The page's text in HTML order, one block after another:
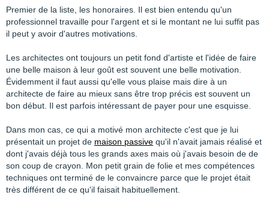
Premier de la liste, les honoraires. Il est bien entendu qu'un
professionnel travaille pour l'argent et si le montant ne lui suffit pas
il peut y avoir d'autres motivations.
Les architectes ont toujours un petit fond d'artiste et l'idée de faire
une belle maison à leur goût est souvent une belle motivation.
Évidemment il faut aussi qu'elle vous plaise mais dire à un
architecte de faire au mieux sans être trop précis est souvent un
bon début. Il est parfois intéressant de payer pour une esquisse.
Dans mon cas, ce qui a motivé mon architecte c'est que je lui
présentait un projet de maison passive qu'il n'avait jamais réalisé et
dont j'avais déjà tous les grands axes mais où j'avais besoin de de
son coup de crayon. Mon petit grain de folie et mes compétences
techniques ont terminé de le convaincre parce que le projet était
très différent de ce qu'il faisait habituellement.